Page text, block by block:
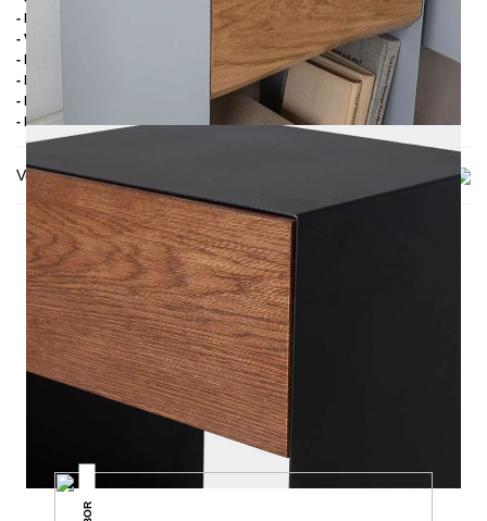
- Holz: Eiche mit mattem Klarlack versiegelt
- Variante: Eiche in Nussbaumfarbe wird gebeizt
- Handmade
- Mit Rückwand
- Mit Gummischonern
- Lieferzustand: Montiert
Versand & Lieferung
DAS KÖNNTE DIR AUCH
GEFALLEN